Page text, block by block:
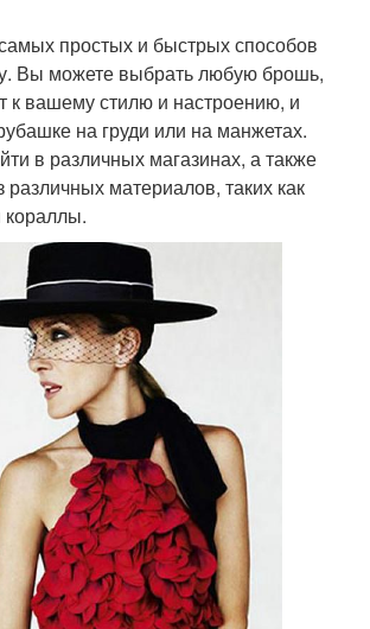
простых и быстрых способов
Вы можете выбрать любую брошь,
к вашему стилю и настроению, и
на груди или на манжетах.
в различных магазинах, а также
различных материалов, таких как
кораллы.